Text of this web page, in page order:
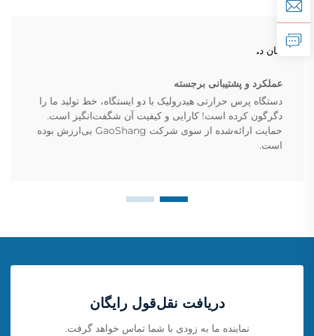
جان د.
عملکرد و پشتیبانی برجسته
دستگاه پرس حرارتی هیدرولیک با دو ایستگاه، خط تولید ما را
دگرگون کرده است! کارایی و کیفیت آن شگفت‌انگیز است.
حمایت ارائه‌شده از سوی شرکت GaoShang بی‌ارزش بوده
است.
دریافت نقل‌قول رایگان
نماینده ما به زودی با شما تماس خواهد گرفت.